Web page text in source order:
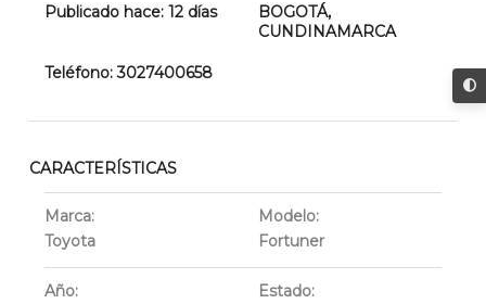
Publicado hace:12días BOGOTÁ,
CUNDINAMARCA
Teléfono:3027400658
CARACTERÍSTICAS
Marca:
Toyota
Modelo:
Fortuner
Año:
Estado: